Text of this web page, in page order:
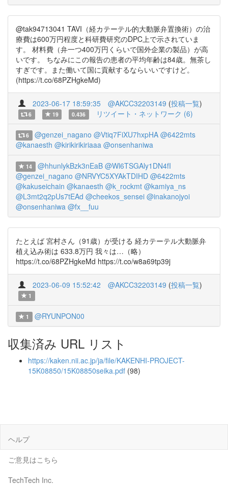
@tak94713041 TAVI（経カテーテル的大動脈弁置換術）の治
療費は600万円程度と科研費研究のDPC上で示されていま
す。 材料費（弁一つ400万円くらいで国外企業の製品）が高
いです。 ちなみにこの報告の患者の平均年齢は84歳。無茶し
すぎです。また働いて国に貢献するならいいですけど。
(https://t.co/68PZHgkeMd)
2023-06-17 18:59:35 @AKCC32203149 (投稿一覧)
6 19 0.436 リツイート・ネットワーク (6)
6 @genzei_nagano @Vtiq7FiXU7hxpHA @6422mts
@kanaesth @kirikirikiriaaa @onsenhaniwa
14 @hhunlykBzk3nEaB @Wl6TSGAly1DN4fI
@genzei_nagano @NRVYC5XYAkTDIHD @6422mts
@kakuseichain @kanaesth @k_rockmt @kamiya_ns
@L3mt2q2pUs7tEAd @cheekos_sensei @inakanojyoi
@onsenhaniwa @fx__fuu
たとえば 宮村さん（91歳）が受ける 経カテーテル大動脈弁
植え込み術は 633.8万円 我々は…（略）
https://t.co/68PZHgkeMd https://t.co/w8a69tp39j
2023-06-09 15:52:42 @AKCC32203149 (投稿一覧)
1
1 @RYUNPON00
収集済み URL リスト
https://kaken.nii.ac.jp/ja/file/KAKENHI-PROJECT-
15K08850/15K08850seika.pdf (98)
ヘルプ
ご意見はこちら
TechTech Inc.